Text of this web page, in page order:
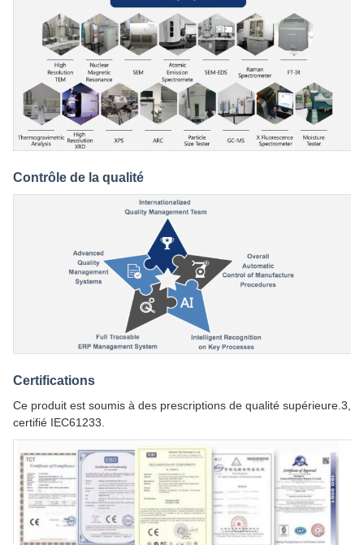
Contrôle de la qualité
Certifications
Ce produit est soumis à des prescriptions de qualité supérieure.3,
certifié IEC61233.